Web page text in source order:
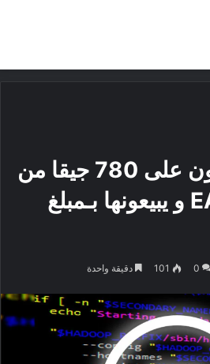
قراصنة يستولون على 780 جيقا من
بيانات شركة EA و يبيعونها بـمبلغ
0
101 دقيقة واحدة